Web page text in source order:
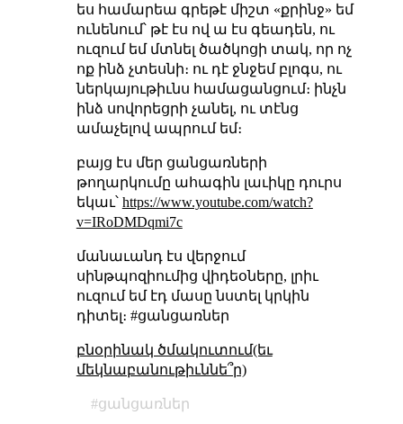
ես համարեա գրեթէ միշտ «քրինջ» եմ
ունենում՝ թէ էս ով ա էս գեադեն, ու
ուզում եմ մտնել ծածկոցի տակ, որ ոչ
ոք ինձ չտեսնի։ ու դէ ջնջեմ բլոգս, ու
ներկայութիւնս համացանցում։ ինչն
ինձ սովորեցրի չանել, ու տէնց
ամաչելով ապրում եմ։
բայց էս մեր ցանցառների
թողարկումը ահագին լաւիկը դուրս
եկաւ՝ https://www.youtube.com/watch?
v=IRoDMDqmi7c
մանաւանդ էս վերջում
սինթպոզիումից վիդեօները, լրիւ
ուզում եմ էդ մասը նստել կրկին
դիտել։ #ցանցառներ
բնօրինակ ծմակուտում(եւ
մեկնաբանութիւննե՞ր)
ցանցառներ